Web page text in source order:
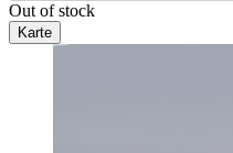
Out of stock
Karte